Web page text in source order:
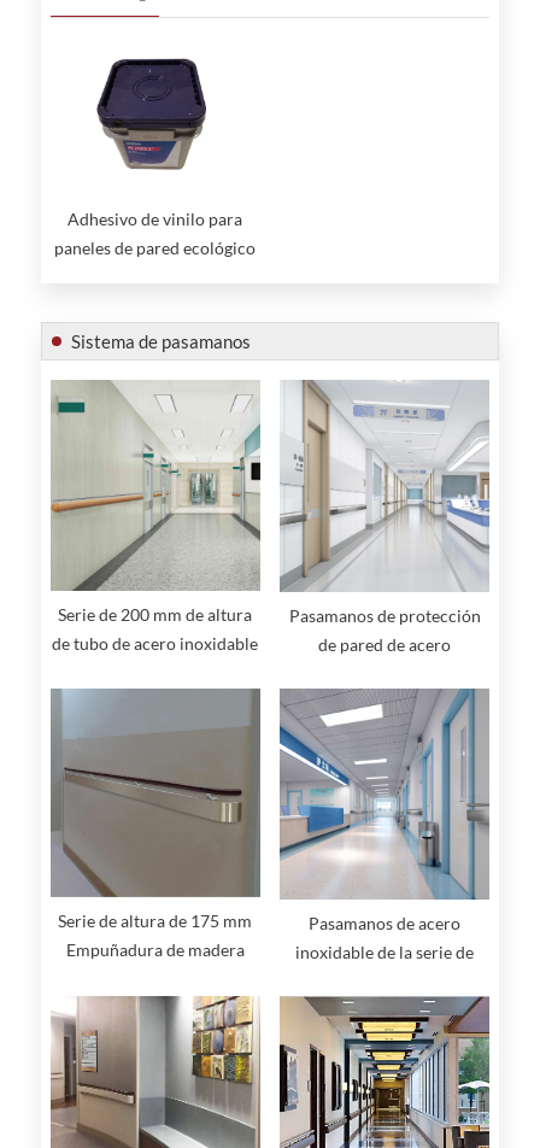
Adhesivo de vinilo para
paneles de pared ecológico
Sistema de pasamanos
Serie de 200 mm de altura
de tubo de acero inoxidable
Pasamanos de protección
de pared de acero
mm de altura
Serie de altura de 175 mm
Empuñadura de madera
protección de pared de
acero inoxidable
Pasamanos de acero
inoxidable de la serie de